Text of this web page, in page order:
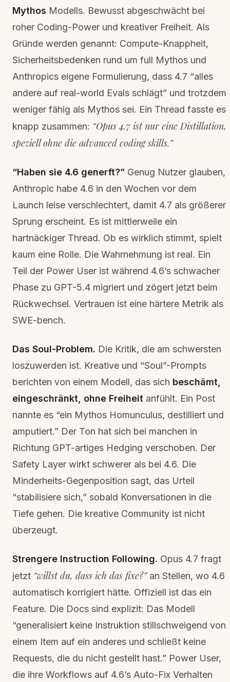
Mythos Modells. Bewusst abgeschwächt bei
roher Coding-Power und kreativer Freiheit. Als
Gründe werden genannt: Compute-Knappheit,
Sicherheitsbedenken rund um full Mythos und
Anthropics eigene Formulierung, dass 4.7 “alles
andere auf real-world Evals schlägt” und trotzdem
weniger fähig als Mythos sei. Ein Thread fasste es
knapp zusammen: “Opus 4.7 ist nur eine Distillation,
speziell ohne die advanced coding skills.”
“Haben sie 4.6 generft?” Genug Nutzer glauben,
Anthropic habe 4.6 in den Wochen vor dem
Launch leise verschlechtert, damit 4.7 als größerer
Sprung erscheint. Es ist mittlerweile ein
hartnäckiger Thread. Ob es wirklich stimmt, spielt
kaum eine Rolle. Die Wahrnehmung ist real. Ein
Teil der Power User ist während 4.6’s schwacher
Phase zu GPT-5.4 migriert und zögert jetzt beim
Rückwechsel. Vertrauen ist eine härtere Metrik als
SWE-bench.
Das Soul-Problem. Die Kritik, die am schwersten
loszuwerden ist. Kreative und “Soul”-Prompts
berichten von einem Modell, das sich beschämt,
eingeschränkt, ohne Freiheit anfühlt. Ein Post
nannte es “ein Mythos Homunculus, destilliert und
amputiert.” Der Ton hat sich bei manchen in
Richtung GPT-artiges Hedging verschoben. Der
Safety Layer wirkt schwerer als bei 4.6. Die
Minderheits-Gegenposition sagt, das Urteil
“stabilisiere sich,” sobald Konversationen in die
Tiefe gehen. Die kreative Community ist nicht
überzeugt.
Strengere Instruction Following. Opus 4.7 fragt
jetzt “willst du, dass ich das fixe?”an Stellen, wo 4.6
automatisch korrigiert hätte. Offiziell ist das ein
Feature. Die Docs sind explizit: Das Modell
“generalisiert keine Instruktion stillschweigend von
einem Item auf ein anderes und schließt keine
Requests, die du nicht gestellt hast.” Power User,
die ihre Workflows auf 4.6’s Auto-Fix Verhalten